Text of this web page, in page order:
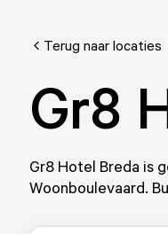
Terug naar locaties
Gr8
Gr8 Hotel Breda is
Woonboulevaard.